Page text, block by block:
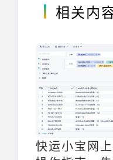
相关内
快运小宝网